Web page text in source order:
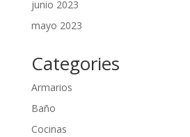
junio 2023
mayo 2023
Categories
Armarios
Baño
Cocinas